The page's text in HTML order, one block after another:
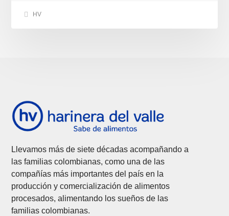
HV
Llevamos más de siete décadas acompañando a
las familias colombianas, como una de las
compañías más importantes del país en la
producción y comercialización de alimentos
procesados, alimentando los sueños de las
familias colombianas.